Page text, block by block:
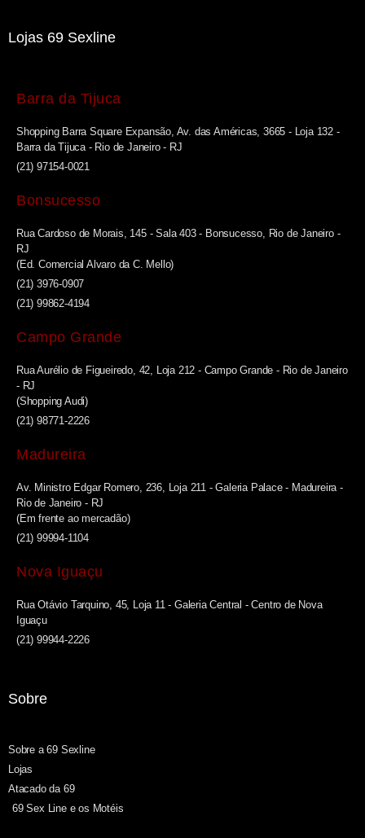
Lojas 69 Sexline
Barra da Tijuca
Shopping Barra Square Expansão, Av. das Américas, 3665 - Loja 132 -
Barra da Tijuca - Rio de Janeiro - RJ
(21) 97154-0021
Bonsucesso
Rua Cardoso de Morais, 145 - Sala 403 - Bonsucesso, Rio de Janeiro -
RJ
(Ed. Comercial Alvaro da C. Mello)
(21) 3976-0907
(21) 99862-4194
Campo Grande
Rua Aurélio de Figueiredo, 42, Loja 212 - Campo Grande - Rio de Janeiro
- RJ
(Shopping Audi)
(21) 98771-2226
Madureira
Av. Ministro Edgar Romero, 236, Loja 211 - Galeria Palace - Madureira -
Rio de Janeiro - RJ
(Em frente ao mercadão)
(21) 99994-1104
Nova Iguaçu
Rua Otávio Tarquino, 45, Loja 11 - Galeria Central - Centro de Nova
Iguaçu
(21) 99944-2226
Sobre
Sobre a 69 Sexline
Lojas
Atacado da 69
69 Sex Line e os Motéis